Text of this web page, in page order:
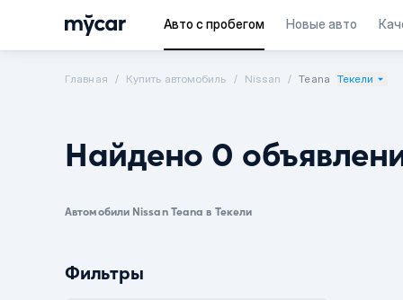
Авто с пробегом Новые авто
Главная Купить автомобиль Nissan Teana Текели
Найдено 0
Автомобили Nissan Teana в Текели
Фильтры